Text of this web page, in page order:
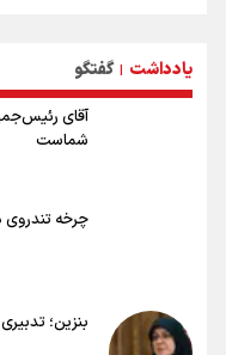
۲۰ نکته دوستانه درباره پیاده روی اربعین و عراقی ها
یادداشت | گفتگو
آقای
شماست
چرخه تندروی
بنزین؛